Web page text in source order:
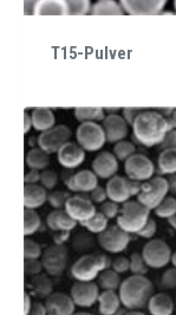
T15-Pulver